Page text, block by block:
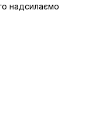
надсилаємо